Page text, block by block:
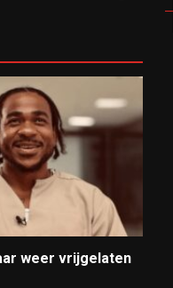
weer vrijgelaten